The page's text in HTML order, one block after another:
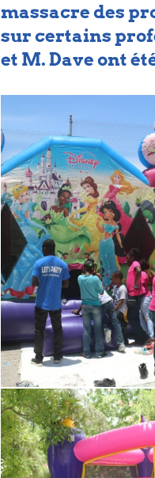
massacre des
sur certains
et M. Dave ont